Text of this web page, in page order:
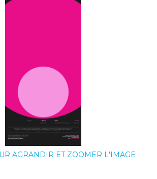
AGRANDIR ET ZOOMER L'IMAGE